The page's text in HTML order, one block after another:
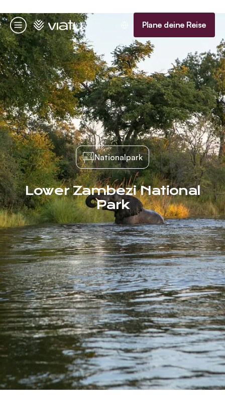
Menü
Startseite Plane deine Reise
Nationalpark
Lower Zambezi National
Park